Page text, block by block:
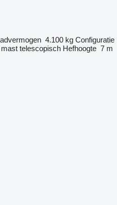
4.100 kg Configuratie
telescopisch Hefhoogte 7 m